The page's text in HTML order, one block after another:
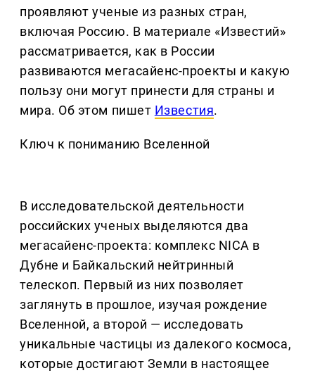
проявляют ученые из разных стран,
включая Россию. В материале «Известий»
рассматривается, как в России
развиваются мегасайенс-проекты и какую
пользу они могут принести для страны и
мира. Об этом пишет Известия.
Ключ к пониманию Вселенной
В исследовательской деятельности
российских ученых выделяются два
мегасайенс-проекта: комплекс NICA в
Дубне и Байкальский нейтринный
телескоп. Первый из них позволяет
заглянуть в прошлое, изучая рождение
Вселенной, а второй — исследовать
уникальные частицы из далекого космоса,
которые достигают Земли в настоящее